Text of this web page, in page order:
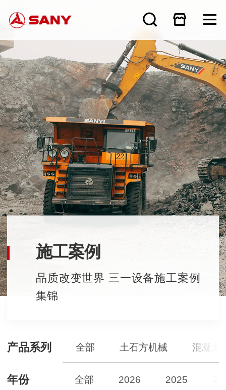
施工案例
品质改变世界 三一设备施工案例
集锦
产品系列 全部 土石方机械 混凝土
年份 全部 2026 2025